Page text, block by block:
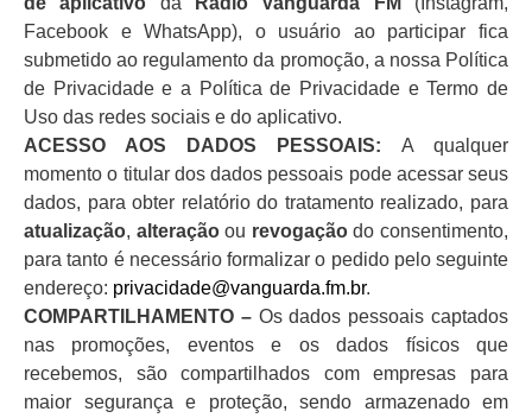
Facebook e WhatsApp),
o usuário ao participar fica
submetido ao regulamento da promoção, a nossa Política
de Privacidade e a Política de Privacidade e Termo de
Uso das redes sociais e do aplicativo.
ACESSO AOS DADOS PESSOAIS: A qualquer
momento o titular dos dados pessoais pode acessar seus
dados, para obter relatório do tratamento realizado, para
atualização, alteraçãoou revogaçãodo consentimento,
para tanto é necessário formalizar o pedido pelo seguinte
endereço: privacidade@vanguarda.fm.br.
COMPARTILHAMENTO – Os dados pessoais captados
nas promoções, eventos e os dados físicos que
recebemos, são compartilhados com empresas para
maior segurança e proteção, sendo armazenado em